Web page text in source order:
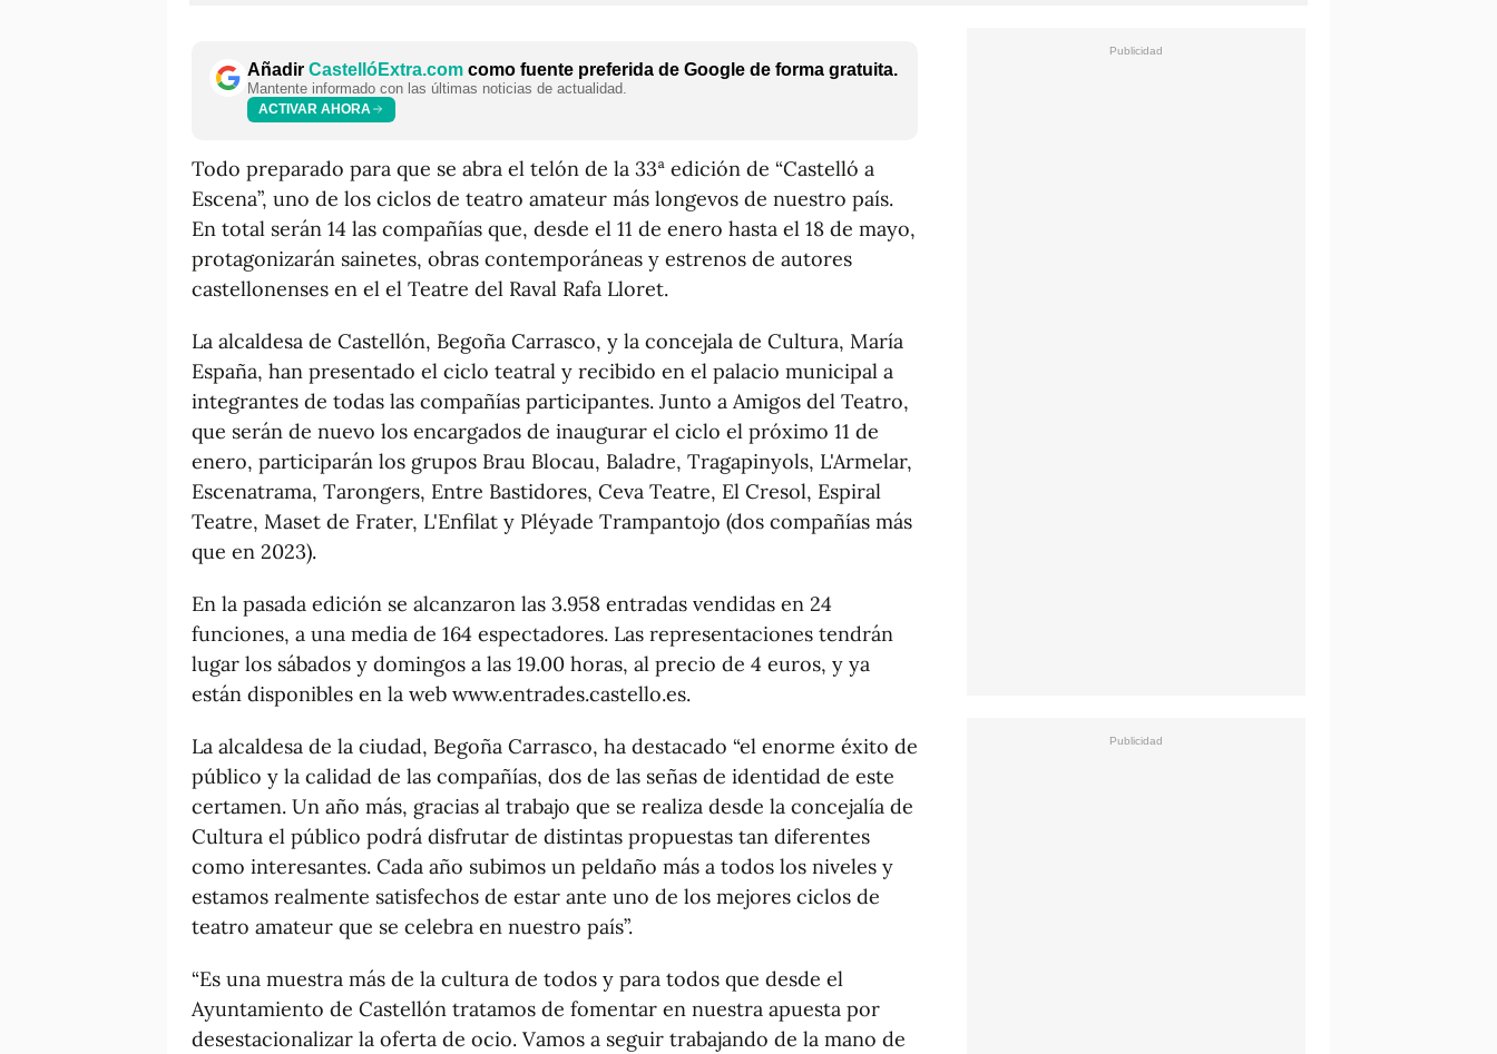
Añadir CastellóExtra.com como fuente preferida de Google de forma gratuita.
Mantente informado con las últimas noticias de actualidad.
ACTIVAR AHORA
Todo preparado para que se abra el telón de la 33ª edición de “Castelló a
Escena”, uno de los ciclos de teatro amateur más longevos de nuestro país.
En total serán 14 las compañías que, desde el 11 de enero hasta el 18 de mayo,
protagonizarán sainetes, obras contemporáneas y estrenos de autores
castellonenses en el el Teatre del Raval Rafa Lloret.
La alcaldesa de Castellón, Begoña Carrasco, y la concejala de Cultura, María
España, han presentado el ciclo teatral y recibido en el palacio municipal a
integrantes de todas las compañías participantes. Junto a Amigos del Teatro,
que serán de nuevo los encargados de inaugurar el ciclo el próximo 11 de
enero, participarán los grupos Brau Blocau, Baladre, Tragapinyols, L'Armelar,
Escenatrama, Tarongers, Entre Bastidores, Ceva Teatre, El Cresol, Espiral
Teatre, Maset de Frater, L'Enfilat y Pléyade Trampantojo (dos compañías más
que en 2023).
En la pasada edición se alcanzaron las 3.958 entradas vendidas en 24
funciones, a una media de 164 espectadores. Las representaciones tendrán
lugar los sábados y domingos a las 19.00 horas, al precio de 4 euros, y ya
están disponibles en la web www.entrades.castello.es.
La alcaldesa de la ciudad, Begoña Carrasco, ha destacado “el enorme éxito de
público y la calidad de las compañías, dos de las señas de identidad de este
certamen. Un año más, gracias al trabajo que se realiza desde la concejalía de
Cultura el público podrá disfrutar de distintas propuestas tan diferentes
como interesantes. Cada año subimos un peldaño más a todos los niveles y
estamos realmente satisfechos de estar ante uno de los mejores ciclos de
teatro amateur que se celebra en nuestro país”.
“Es una muestra más de la cultura de todos y para todos que desde el
Ayuntamiento de Castellón tratamos de fomentar en nuestra apuesta por
desestacionalizar la oferta de ocio. Vamos a seguir trabajando de la mano de